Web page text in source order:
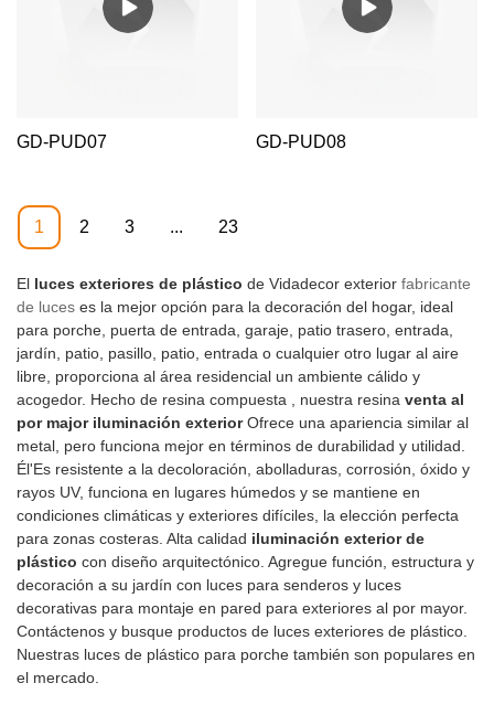
El luces exteriores de plástico de Vidadecor exterior fabricante
de luces es la mejor opción para la decoración del hogar, ideal
para porche, puerta de entrada, garaje, patio trasero, entrada,
jardín, patio, pasillo, patio, entrada o cualquier otro lugar al aire
libre, proporciona al área residencial un ambiente cálido y
acogedor. Hecho de resina compuesta , nuestra resina venta al
por major iluminación exteriorOfrece una apariencia similar al
metal, pero funciona mejor en términos de durabilidad y utilidad.
Él'Es resistente a la decoloración, abolladuras, corrosión, óxido y
rayos UV, funciona en lugares húmedos y se mantiene en
condiciones climáticas y exteriores difíciles, la elección perfecta
para zonas costeras. Alta calidad iluminación exterior de
plástico con diseño arquitectónico. Agregue función, estructura y
decoración a su jardín con luces para senderos y luces
decorativas para montaje en pared para exteriores al por mayor.
Contáctenos y busque productos de luces exteriores de plástico.
Nuestras luces de plástico para porche también son populares en
el mercado.
GD-PUD07 GD-PUD08
1 2 3 ... 23